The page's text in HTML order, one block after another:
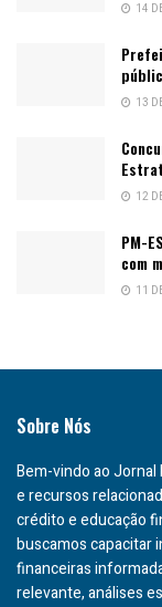
14
13
12
PM-
com
11
Sobre Nós
Bem-vindo ao
e recursos
crédito e educação
buscamos capacitar
financeiras
relevante, análises